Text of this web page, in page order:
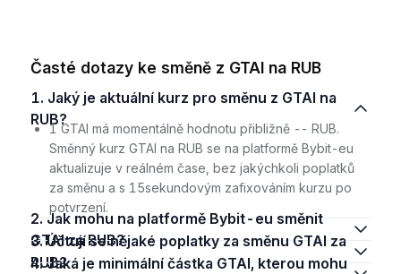
Časté dotazy ke směně z GTAI na RUB
1. Jaký je aktuální kurz pro směnu z GTAI na
RUB?
1 GTAI má momentálně hodnotu přibližně -- RUB.
Směnný kurz GTAI na RUB se na platformě Bybit-eu
aktualizuje v reálném čase, bez jakýchkoli poplatků
za směnu a s 15sekundovým zafixováním kurzu po
potvrzení.
2. Jak mohu na platformě Bybit-eu směnit
GTAI za RUB?
3. Účtují se nějaké poplatky za směnu GTAI za
RUB?
4. Jaká je minimální částka GTAI, kterou mohu